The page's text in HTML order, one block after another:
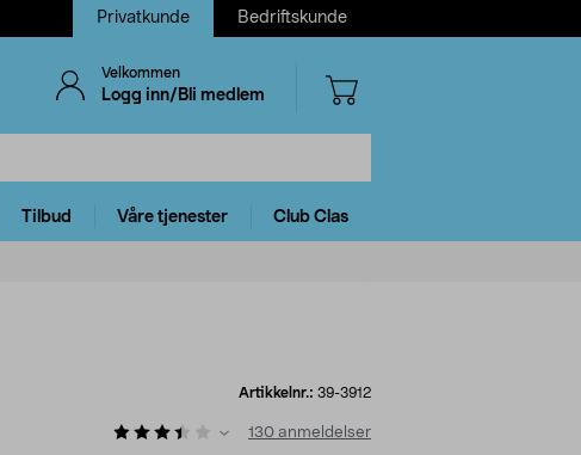
Privatkunde Bedriftskunde
Velkommen
Logg inn/Bli medlem
Tilbud Våre tjenester Club Clas
Artikkelnr.: 39-3912
130 anmeldelser